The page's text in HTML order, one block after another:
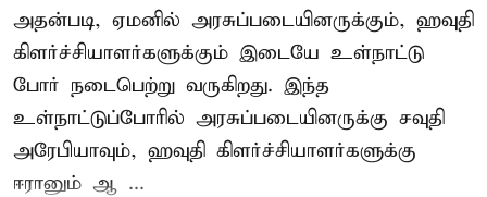
அதன்படி, ஏமனில் அரசுப்படையினருக்கும், ஹவுதி
கிளர்ச்சியாளர்களுக்கும் இடையே உள்நாட்டு
போர் நடைபெற்று வருகிறது. இந்த
உள்நாட்டுப்போரில் அரசுப்படையினருக்கு சவுதி
அரேபியாவும், ஹவுதி கிளர்ச்சியாளர்களுக்கு
ஈரானும் ஆ ...